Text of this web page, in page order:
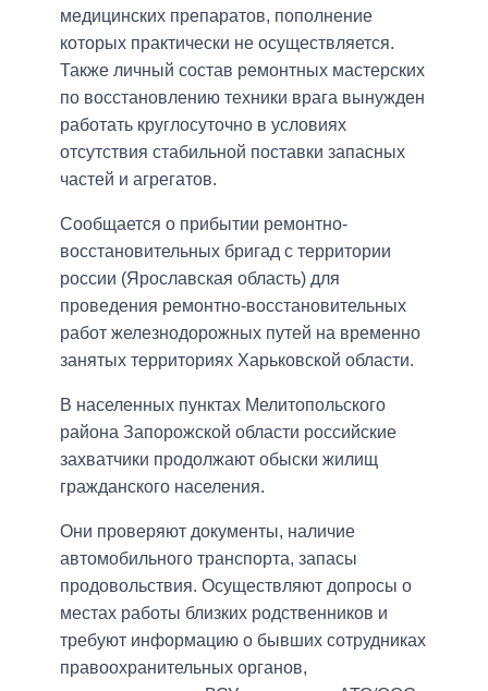
медицинских препаратов, пополнение
которых практически не осуществляется.
Также личный состав ремонтных мастерских
по восстановлению техники врага вынужден
работать круглосуточно в условиях
отсутствия стабильной поставки запасных
частей и агрегатов.
Сообщается о прибытии ремонтно-
восстановительных бригад с территории
россии (Ярославская область) для
проведения ремонтно-восстановительных
работ железнодорожных путей на временно
занятых территориях Харьковской области.
В населенных пунктах Мелитопольского
района Запорожской области российские
захватчики продолжают обыски жилищ
гражданского населения.
Они проверяют документы, наличие
автомобильного транспорта, запасы
продовольствия. Осуществляют допросы о
местах работы близких родственников и
требуют информацию о бывших сотрудниках
правоохранительных органов,